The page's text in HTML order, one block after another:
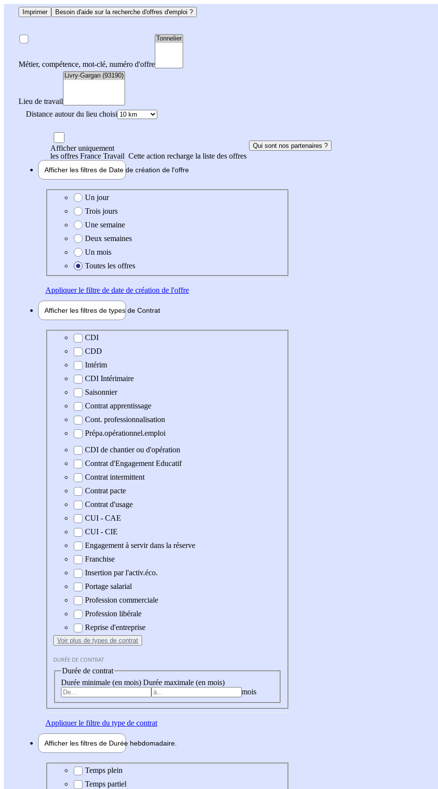
Imprimer Besoin d'aide sur la recherche d'offres d'emploi ?
Métier, compétence, mot-clé, numéro d'offre
Lieu de travail
Distance autour du lieu choisi
Afficher uniquement
les offres France Travail Cette action recharge la liste des offres
Qui sont nos partenaires ?
Afficher les filtres de Date de création de l'offre
Date de création de l'offre
Un jour
Trois jours
Une semaine
Deux semaines
Un mois
Toutes les offres
Appliquerle filtre de date de création de l'offre
Afficher les filtres de types de Contrat
Type de contrat
CDI
CDD
Intérim
CDI Intérimaire
Saisonnier
Contrat apprentissage
Cont. professionnalisation
Prépa.opérationnel.emploi
CDI de chantier ou d'opération
Contrat d'Engagement Educatif
Contrat intermittent
Contrat pacte
Contrat d'usage
CUI - CAE
CUI - CIE
Engagement à servir dans la réserve
Franchise
Insertion par l'activ.éco.
Portage salarial
Profession commerciale
Profession libérale
Reprise d'entreprise
Voir plus de types de contrat
DURÉE DE CONTRAT
Durée de contrat
Durée minimale (en mois) Durée maximale (en mois)
mois
Appliquerle filtre du type de contrat
Afficher les filtres de Durée hebdomadaire
Durée hebdomadaire
Temps plein
Temps partiel